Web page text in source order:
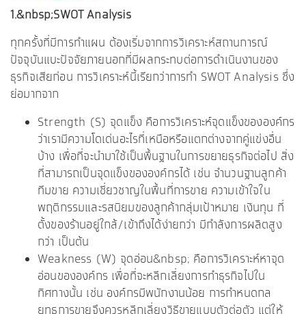
1.&nbsp;SWOT Analysis
ทุกครั้งที่มีการทำแผน ต้องเริ่มจากการวิเคราะห์สถานการณ์
ปัจจุบันแบะปัจจัยภายนอกที่มีผลกระทบต่อการดำเนินงานของ
ธุรกิจเสียก่อน การวิเคราะห์นี้เรียกว่าการทำ SWOT Analysis ซึ่ง
ย่อมากจาก
Strength (S) จุดแข็ง คือการวิเคราะห์จุดแข็งขององค์กร
ว่าเรามีความโดเด่นอะไรที่เหนือหรือแตกต่างจากคู่แข่งอื่น
บ้าง เพื่อที่จะนำมาใช้เป็นพื้นฐานในการขยายธุรกิจต่อไป สิ่ง
ที่สามารถเป็นจุดแข็งขององค์กรได้ เช่น จำนวนฐานลูกค้า
ทีมขาย ความเชี่ยวชาญในพื้นที่การขาย ความเข้าใจใน
พฤติกรรมและรสนิยมของลูกค้ากลุ่มเป้าหมาย เงินทุน ที่
ตั้งของร้านอยู่ใกล้/เข้าถึงได้ง่ายกว่า มีกำลังการผลิตสูง
กว่า เป็นต้น
Weakness (W) จุดอ่อน&nbsp; คือการวิเคราะห์หาจุด
อ่อนขององค์กร เพื่อที่จะหลีกเลี่ยงการทำธุรกิจไปใน
ทิศทางนั้น เช่น องค์กรมีพนักงานน้อย การกำหนดกล
ยุทธการขายจึงควรหลีกเลี่ยงวิธีขายแบบตัวต่อตัว แต่ให้